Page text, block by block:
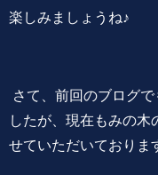
楽しみましょうね♪
さて、前回のブログ
したが、現在もみの木
せていただいておりま